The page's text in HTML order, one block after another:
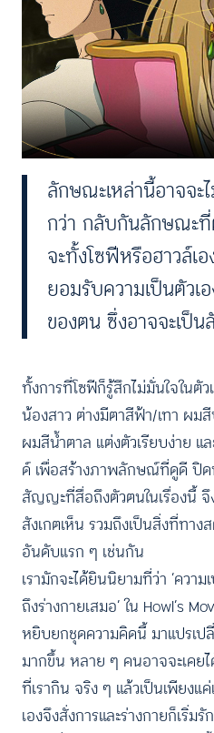
ลักษณะเหล่านี้อาจจะ
กว่า กลับกันลักษณะที่
จะทั้งโซฟีหรือฮาวล์เ
ยอมรับความเป็นตัวเ
ของตน ซึ่งอาจจะเป็
ทั้งการที่โซฟีก็รู้สึกไม่มั่นใจในตั
น้องสาว ต่างมีตาสีฟ้า/เทา ผม
ผมสีน้ำตาล แต่งตัวเรียบง่าย
ด์ เพื่อสร้างภาพลักษณ์ที่ดูดี ปิ
สัญญะที่สื่อถึงตัวตนในเรื่องนี้
สังเกตเห็น รวมถึงเป็นสิ่งที่ทา
อันดับแรก ๆ เช่นกัน
เรามักจะได้ยินนิยามที่ว่า ‘ควา
ถึงร่างกายเสมอ’ ใน Howl’s
หยิบยกชุดความคิดนี้ มาแปรเปลี่
มากขึ้น หลาย ๆ คนอาจจะเคย
ที่เรากิน จริง ๆ แล้วเป็นเพียงแ
เองจึงสั่งการและร่างกายก็เริ่ม